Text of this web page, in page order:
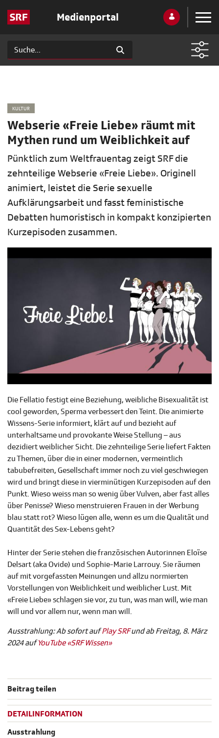
Medienportal
KULTUR
Webserie «Freie Liebe» räumt mit
Mythen rund um Weiblichkeit auf
Pünktlich zum Weltfrauentag zeigt SRF die
zehnteilige Webserie «Freie Liebe». Originell
animiert, leistet die Serie sexuelle
Aufklärungsarbeit und fasst feministische
Debatten humoristisch in kompakt konzipierten
Kurzepisoden zusammen.
Die Fellatio festigt eine Beziehung, weibliche Bisexualität ist
cool geworden, Sperma verbessert den Teint. Die animierte
Wissens-Serie informiert, klärt auf und bezieht auf
unterhaltsame und provokante Weise Stellung – aus
dezidiert weiblicher Sicht. Die zehnteilige Serie liefert Fakten
zu Themen, über die in einer modernen, vermeintlich
tabubefreiten, Gesellschaft immer noch zu viel geschwiegen
wird und bringt diese in vierminütigen Kurzepisoden auf den
Punkt. Wieso weiss man so wenig über Vulven, aber fast alles
über Penisse? Wieso menstruieren Frauen in der Werbung
blau statt rot? Wieso lügen alle, wenn es um die Qualität und
Quantität des Sex-Lebens geht?
Hinter der Serie stehen die französischen Autorinnen Eloïse
Delsart (aka Ovide) und Sophie-Marie Larrouy. Sie räumen
auf mit vorgefassten Meinungen und allzu normierten
Vorstellungen von Weiblichkeit und weiblicher Lust. Mit
«Freie Liebe» schlagen sie vor, zu tun, was man will, wie man
will und vor allem nur, wenn man will.
Ausstrahlung: Ab sofort aufPlay SRFund ab Freitag, 8. März
2024 aufYouTube «SRF Wissen»
Beitrag teilen
DETAILINFORMATION
Ausstrahlung